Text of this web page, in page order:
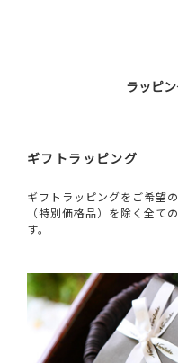
ラッピ
ギフトラッピング
ギフトラッピングをご希望
（特別価格品）を除く全て
す。